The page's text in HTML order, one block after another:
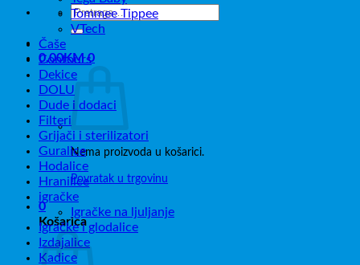
Pretraži:
0,00KM 0
Nema proizvoda u košarici.
Povratak u trgovinu
0
Košarica
Tommee Tippee
VTech
Čaše
Contours
Dekice
DOLU
Dude i dodaci
Filteri
Grijači i sterilizatori
Guralice
Hodalice
Hranilice
igračke
Igračke na ljuljanje
Igračke i glodalice
Izdajalice
Kadice